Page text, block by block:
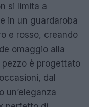
si limita a
in un guardaroba
e rosso, creando
omaggio alla
è progettato
dal
un’eleganza